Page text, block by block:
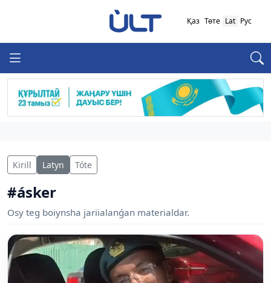
Қаз Төте Lat Рус
Kirill Latyn Tóte
#ásker
Osy teg boiynsha jariialanǵan materialdar.